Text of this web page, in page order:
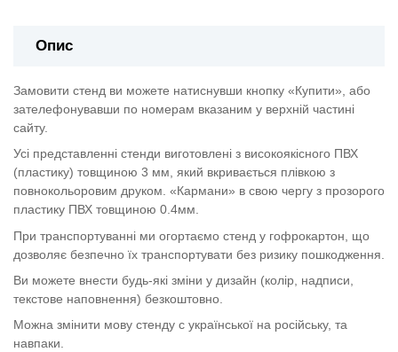
Опис
Замовити стенд ви можете натиснувши кнопку «Купити», або
зателефонувавши по номерам вказаним у верхній частині
сайту.
Усі представленні стенди виготовлені з високоякісного ПВХ
(пластику) товщиною 3 мм, який вкривається плівкою з
повнокольоровим друком. «Кармани» в свою чергу з прозорого
пластику ПВХ товщиною 0.4мм.
При транспортуванні ми огортаємо стенд у гофрокартон, що
дозволяє безпечно їх транспортувати без ризику пошкодження.
Ви можете внести будь-які зміни у дизайн (колір, надписи,
текстове наповнення) безкоштовно.
Можна змінити мову стенду с української на російську, та
навпаки.